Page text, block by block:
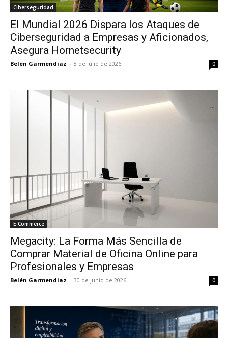
Ciberseguridad
El Mundial 2026 Dispara los Ataques de
Ciberseguridad a Empresas y Aficionados,
Asegura Hornetsecurity
Belén Garmendiaz - 8 de julio de 2026 0
E-Commerce
Megacity: La Forma Más Sencilla de
Comprar Material de Oficina Online para
Profesionales y Empresas
Belén Garmendiaz - 30 de junio de 2026 0